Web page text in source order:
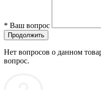
* Ваш вопрос
Продолжить
Нет вопросов о данном
вопрос.